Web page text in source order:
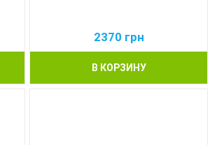
2370 грн
В КОРЗИНУ